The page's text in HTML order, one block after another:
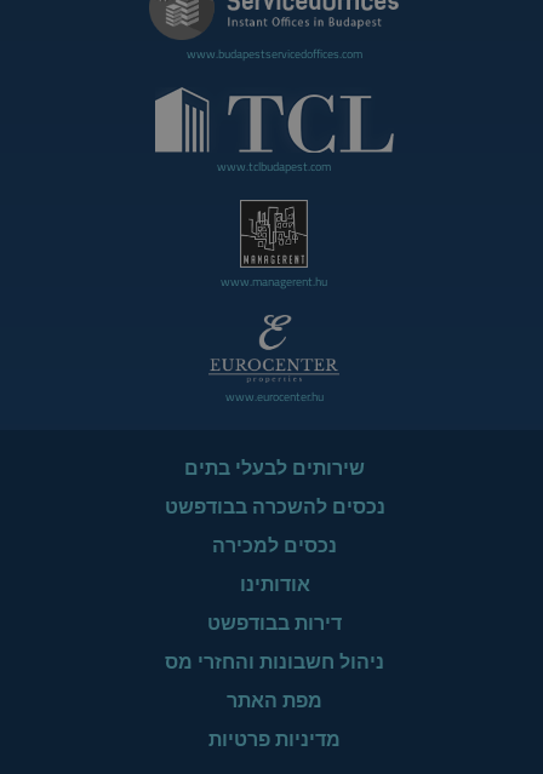
www.budapestservicedoffices.com
www.tclbudapest.com
www.managerent.hu
www.eurocenter.hu
שירותים לבעלי בתים
נכסים להשכרה בבודפשט
נכסים למכירה
אודותינו
דירות בבודפשט
ניהול חשבונות והחזרי מס
מפת האתר
מדיניות פרטיות